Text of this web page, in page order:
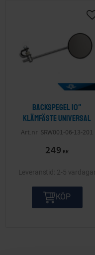
Backspegel 10"
klämfäste Universal
SRW001-06-13-201
249 KR
2-5 vardagar
KÖP